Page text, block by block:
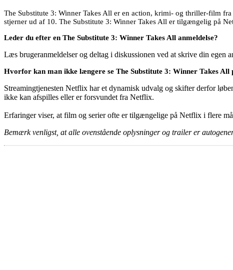
The Substitute 3: Winner Takes All er en action, krimi- og thriller-film
stjerner ud af 10. The Substitute 3: Winner Takes All er tilgængelig på
Leder du efter en The Substitute 3: Winner Takes All anmeldelse?
Læs brugeranmeldelser og deltag i diskussionen ved at skrive din egen
Hvorfor kan man ikke længere se The Substitute 3: Winner Takes All
Streamingtjenesten Netflix har et dynamisk udvalg og skifter derfor
ikke kan afspilles eller er forsvundet fra Netflix.
Erfaringer viser, at film og serier ofte er tilgængelige på Netflix i flere
Bemærk venligst, at alle ovenstående oplysninger og trailer er